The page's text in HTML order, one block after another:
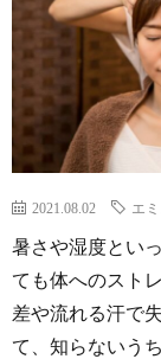
2021.08.02 エ
暑さや湿度とい
ても体へのスト
差や流れる汗で
て、知らないう